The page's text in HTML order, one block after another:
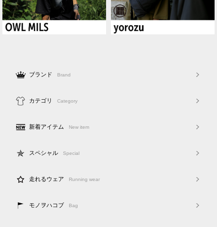
ブランド Brand
カテゴリ Category
新着アイテム New item
スペシャル Special
走れるウェア Running wear
モノヲハコブ Bag